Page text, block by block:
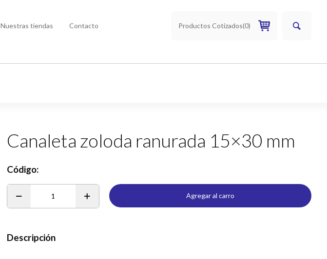
Nuestras tiendas Contacto Productos Cotizados(0)
Canaleta zoloda ranurada 15×30 mm
Código:
1 Agregar al carro
Descripción